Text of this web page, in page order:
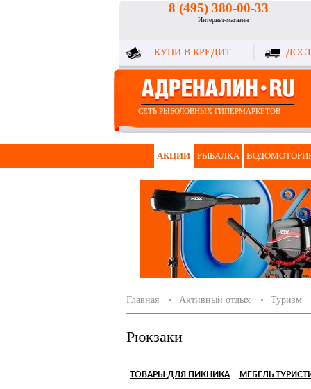
8 (495) 380-00-33
Интернет-магазин
КУПИ В КРЕДИТ
СЕТЬ РЫБОЛОВНЫХ ГИПЕРМАРКЕТОВ
АКЦИИ РЫБАЛКА
Главная Активный отдых Туризм
Рюкзаки
ТОВАРЫ ДЛЯ ПИКНИКА МЕБЕЛЬ